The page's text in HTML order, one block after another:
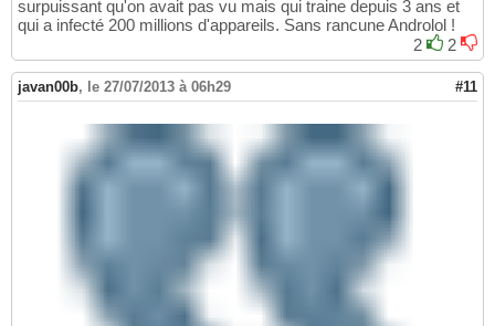
surpuissant qu'on avait pas vu mais qui traine depuis 3 ans et
qui a infecté 200 millions d'appareils. Sans rancune Androlol !
2
2
javan00b, le 27/07/2013 à 06h29 #11